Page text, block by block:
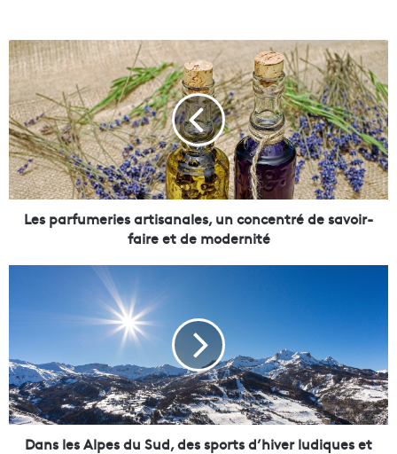
L
e
s
p
a
r
f
u
m
t
i
s
a
n
Les parfumeries artisanales, un concentré de savoir-
faire et de modernité
e
s
A
l
Dans les Alpes du Sud, des sports d’hiver ludiques et